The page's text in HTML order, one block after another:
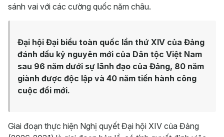
sánh vai với các cường quốc năm châu.
Đại hội Đại biểu toàn quốc lần thứ XIV của Đảng
đánh dấu kỷ nguyên mới của Dân tộc Việt Nam
sau 96 năm dưới sự lãnh đạo của Đảng, 80 năm
giành được độc lập và 40 năm tiến hành công
cuộc đổi mới.
Giai đoạn thực hiện Nghị quyết Đại hội XIV của Đảng